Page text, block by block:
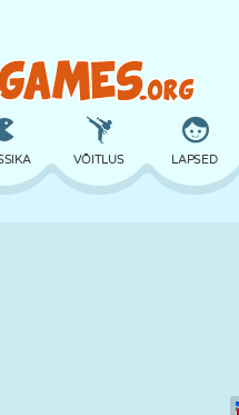
VÕITLUS LAPSED